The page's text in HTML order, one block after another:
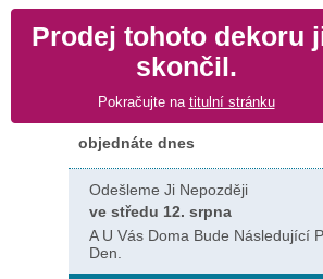
Prodej tohoto dekoru
skončil.
Pokračujte na titulní stránku
objednáte dnes
Odešleme Ji Nepozději
ve středu 12. srpna
A U Vás Doma Bude Následující
Den.